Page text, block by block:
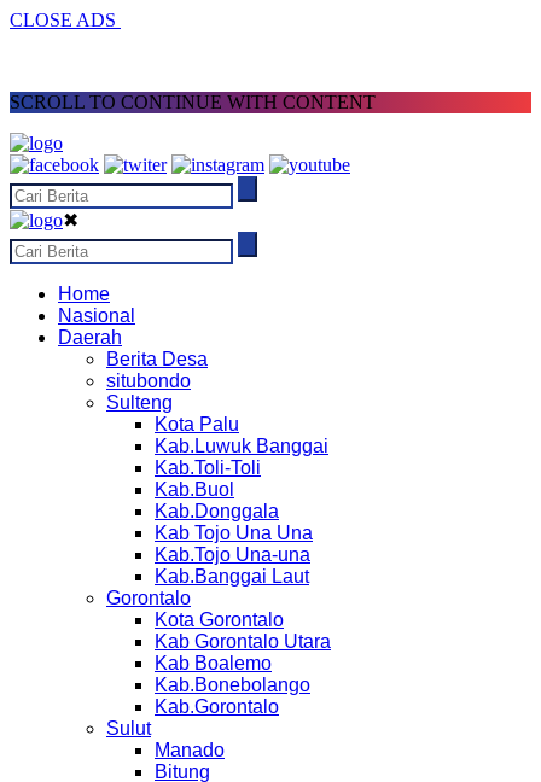
CLOSE ADS
SCROLL TO CONTINUE WITH CONTENT
✖
Home
Nasional
Daerah
Berita Desa
situbondo
Sulteng
Kota Palu
Kab.Luwuk Banggai
Kab.Toli-Toli
Kab.Buol
Kab.Donggala
Kab Tojo Una Una
Kab.Tojo Una-una
Kab.Banggai Laut
Gorontalo
Kota Gorontalo
Kab Gorontalo Utara
Kab Boalemo
Kab.Bonebolango
Kab.Gorontalo
Sulut
Manado
Bitung